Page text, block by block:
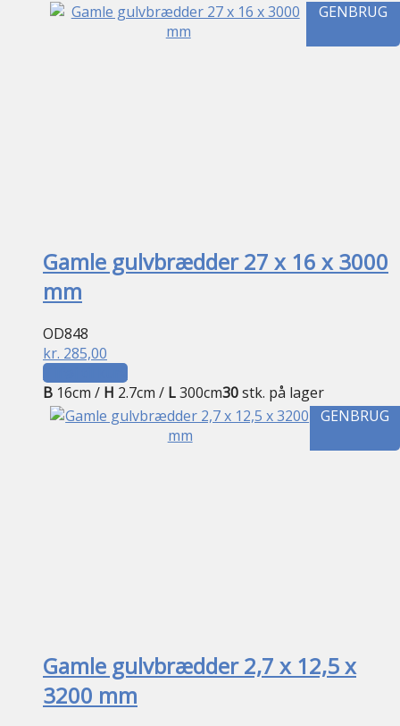
GENBRUG
Gamle gulvbrædder 27 x 16 x 3000
mm
OD848
kr. 285,00
Tilføj til kurv
B 16cm / H 2.7cm / L300cm30stk. på lager
GENBRUG
Gamle gulvbrædder 2,7 x 12,5 x
3200 mm